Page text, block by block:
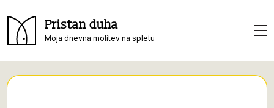
Pristan duha
Moja dnevna molitev na spletu